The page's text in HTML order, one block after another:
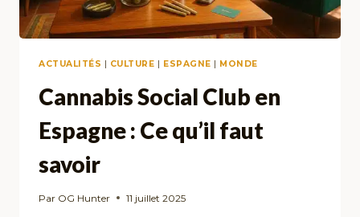
LE
DÉTOUR
ACTUALITÉS CULTURE ESPAGNE MONDE
Cannabis Social Club en
Espagne : Ce qu’il faut
savoir
Par OG Hunter 11 juillet 2025